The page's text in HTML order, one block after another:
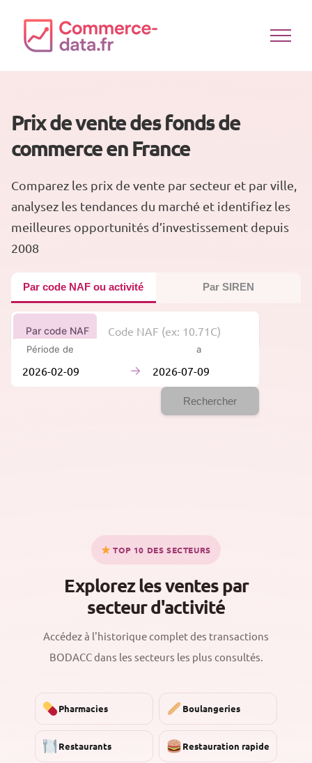
contenu
Prix de vente des fonds de
commerce en France
Comparez les prix de vente par secteur et par ville,
analysez les tendances du marché et identifiez les
meilleures opportunités d’investissement depuis
2008
Par code NAF ou activité Par SIREN
Par code NAF
Période de à
→
Rechercher
TOP 10 DES SECTEURS
Explorez les ventes par
secteur d'activité
Accédez à l'historique complet des transactions
BODACC dans les secteurs les plus consultés.
Pharmacies Boulangeries
Restaurants Restauration rapide